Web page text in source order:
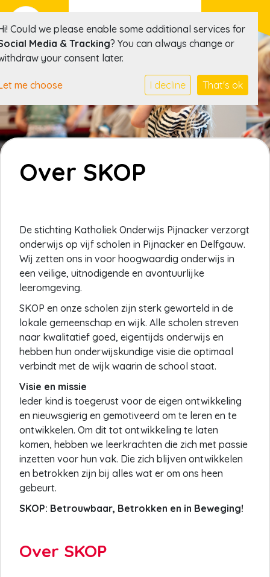
Over SKOP
De stichting Katholiek Onderwijs Pijnacker verzorgt
onderwijs op vijf scholen in Pijnacker en Delfgauw.
Wij zetten ons in voor hoogwaardig onderwijs in
een veilige, uitnodigende en avontuurlijke
leeromgeving.
SKOP en onze scholen zijn sterk geworteld in de
lokale gemeenschap en wijk. Alle scholen streven
naar kwalitatief goed, eigentijds onderwijs en
hebben hun onderwijskundige visie die optimaal
verbindt met de wijk waarin de school staat.
Visie en missie
Ieder kind is toegerust voor de eigen ontwikkeling
en nieuwsgierig en gemotiveerd om te leren en te
ontwikkelen. Om dit tot ontwikkeling te laten
komen, hebben we leerkrachten die zich met passie
inzetten voor hun vak. Die zich blijven ontwikkelen
en betrokken zijn bij alles wat er om ons heen
gebeurt.
SKOP: Betrouwbaar, Betrokken en in Beweging!
Over SKOP
Could we please enable some additional services for
Media & Tracking? You can always change or
your consent later.
me choose I decline That's ok